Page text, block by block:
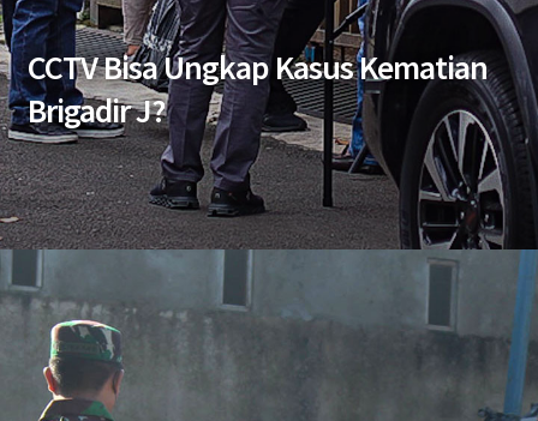
CCTV Bisa Ungkap Kasus Kematian
Brigadir J?